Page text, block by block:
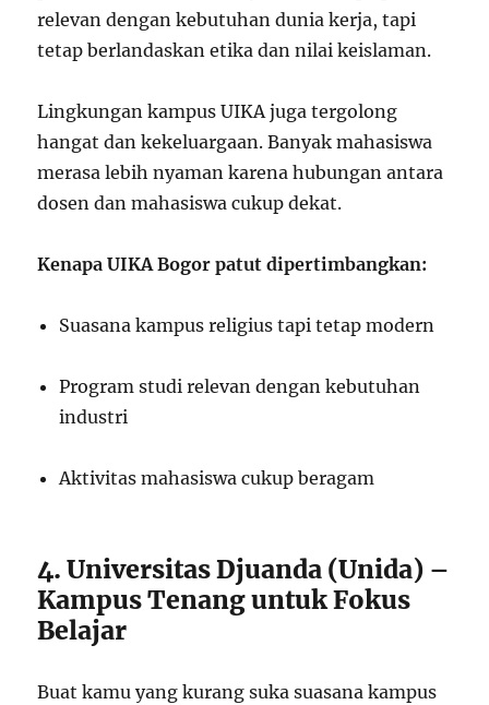
relevan dengan kebutuhan dunia kerja, tapi
tetap berlandaskan etika dan nilai keislaman.
Lingkungan kampus UIKA juga tergolong
hangat dan kekeluargaan. Banyak mahasiswa
merasa lebih nyaman karena hubungan antara
dosen dan mahasiswa cukup dekat.
Kenapa UIKA Bogor patut dipertimbangkan:
Suasana kampus religius tapi tetap modern
Program studi relevan dengan kebutuhan
industri
Aktivitas mahasiswa cukup beragam
4. Universitas Djuanda (Unida) –
Kampus Tenang untuk Fokus
Belajar
Buat kamu yang kurang suka suasana kampus